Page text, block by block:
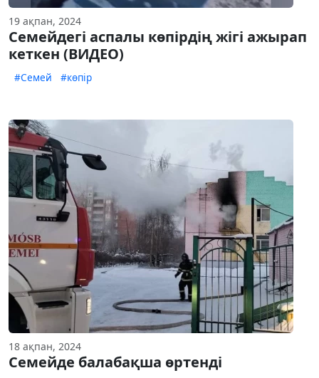
19 ақпан, 2024
Семейдегі аспалы көпірдің жігі ажырап
кеткен (ВИДЕО)
#Семей #көпір
18 ақпан, 2024
Cемейде балабақша өртенді